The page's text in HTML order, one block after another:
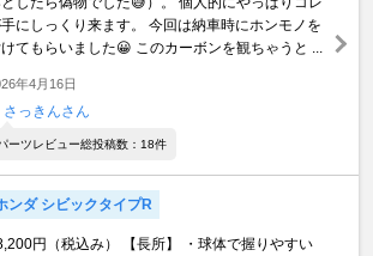
にしっくり来ます。 今回は納車時にホンモノを
てもらいました😀 このカーボンを観ちゃうと ...
年4月16日
さっきんさん
ーツレビュー総投稿数：18件
ンダ シビックタイプR
円（税込み） 【長所】 ・球体で握りやすい